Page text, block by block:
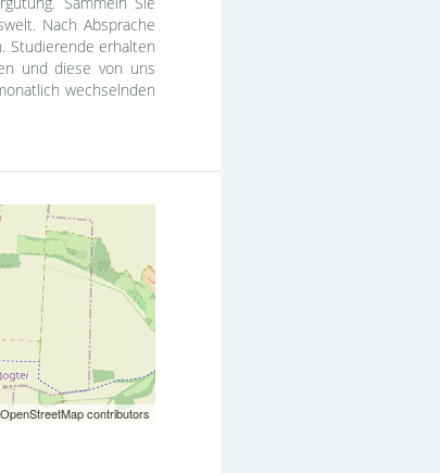
Nach Absprache
Studierende erhalten
und diese von uns
wechselnden
contributors